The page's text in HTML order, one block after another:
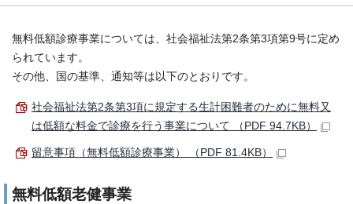
無料低額診療事業については、社会福祉法第2条第3項第9号に定め
られています。
その他、国の基準、通知等は以下のとおりです。
社会福祉法第2条第3項に規定する生計困難者のために無料又
は低額な料金で診療を行う事業について （PDF 94.7KB）
留意事項（無料低額診療事業） （PDF 81.4KB）
無料低額老健事業